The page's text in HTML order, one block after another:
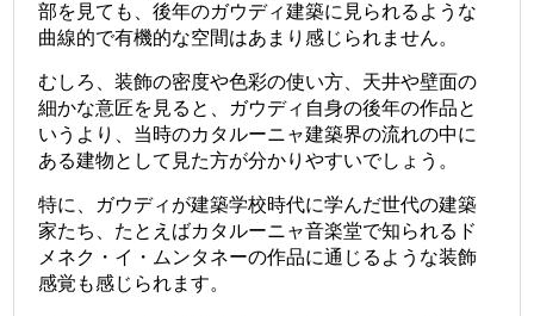
部を見ても、後年のガウディ建築に見られるような
曲線的で有機的な空間はあまり感じられません。
むしろ、装飾の密度や色彩の使い方、天井や壁面の
細かな意匠を見ると、ガウディ自身の後年の作品と
いうより、当時のカタルーニャ建築界の流れの中に
ある建物として見た方が分かりやすいでしょう。
特に、ガウディが建築学校時代に学んだ世代の建築
家たち、たとえばカタルーニャ音楽堂で知られるド
メネク・イ・ムンタネーの作品に通じるような装飾
感覚も感じられます。